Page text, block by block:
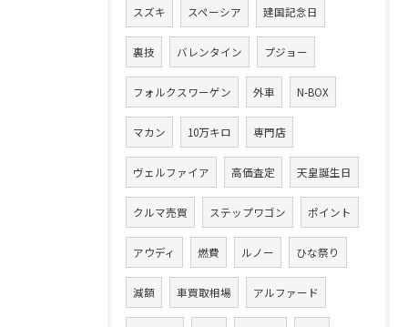
スズキ スペーシア 建国記念日
裏技 バレンタイン プジョー
フォルクスワーゲン 外車 N-BOX
マカン 10万キロ 専門店
ヴェルファイア 高価査定 天皇誕生日
クルマ売買 ステップワゴン ポイント
アウディ 燃費 ルノー ひな祭り
減額 車買取相場 アルファード